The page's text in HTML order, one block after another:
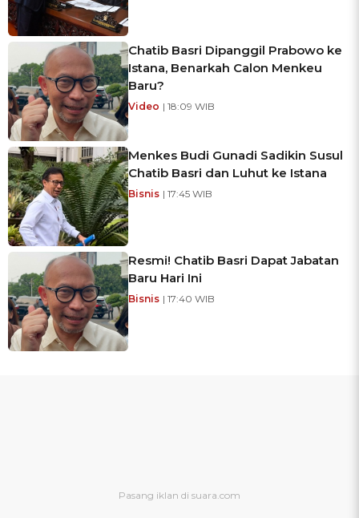
Chatib Basri Dipanggil Prabowo ke
Istana, Benarkah Calon Menkeu
Baru?
Video | 18:09 WIB
Menkes Budi Gunadi Sadikin Susul
Chatib Basri dan Luhut ke Istana
Bisnis | 17:45 WIB
Resmi! Chatib Basri Dapat Jabatan
Baru Hari Ini
Bisnis | 17:40 WIB